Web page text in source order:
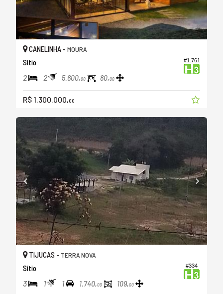
#1.761
CANELINHA - MOURA
Sítio
2 2 5.600,00 80,00
R$ 1.300.000,00
#334
TIJUCAS - TERRA NOVA
Sítio
3 1 1 1.740,00 109,00